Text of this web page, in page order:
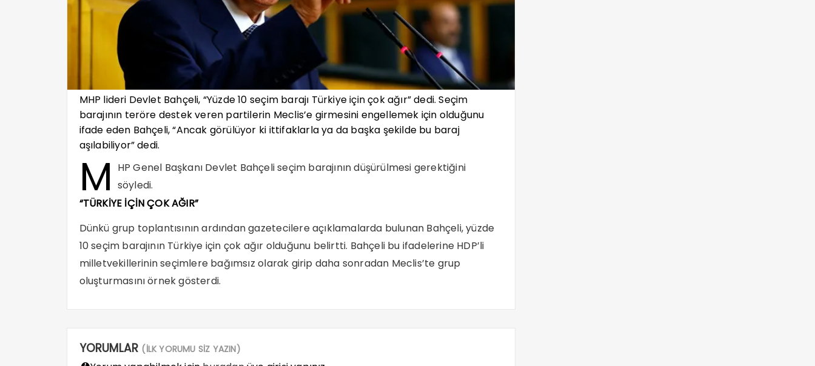
MHP lideri Devlet Bahçeli, “Yüzde 10 seçim barajı Türkiye için çok ağır” dedi. Seçim
barajının teröre destek veren partilerin Meclis’e girmesini engellemek için olduğunu
ifade eden Bahçeli, “Ancak görülüyor ki ittifaklarla ya da başka şekilde bu baraj
aşılabiliyor” dedi.
M
HP Genel Başkanı Devlet Bahçeli seçim barajının düşürülmesi gerektiğini
söyledi.
“TÜRKİYE İÇİN ÇOK AĞIR”
Dünkü grup toplantısının ardından gazetecilere açıklamalarda bulunan Bahçeli, yüzde
10 seçim barajının Türkiye için çok ağır olduğunu belirtti. Bahçeli bu ifadelerine HDP’li
milletvekillerinin seçimlere bağımsız olarak girip daha sonradan Meclis’te grup
oluşturmasını örnek gösterdi.
YORUMLAR (İLK YORUMU SİZ YAZIN)